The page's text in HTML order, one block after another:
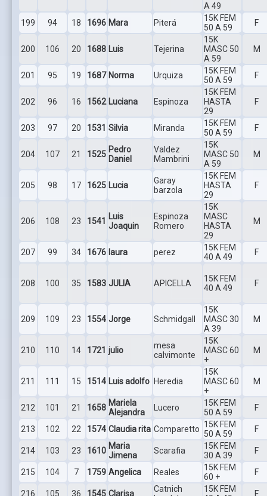
A 49
199 94 18 1696 Mara Piterá
15K FEM
50 A 59
F
200 106 20 1688 Luis Tejerina
15K
MASC 50
A 59
M
201 95 19 1687 Norma Urquiza
15K FEM
50 A 59
F
202 96 16 1562 Luciana Espinoza
15K FEM
HASTA
29
F
203 97 20 1531 Silvia Miranda
15K FEM
50 A 59
F
204 107 21 1525 Pedro
Daniel
Valdez
Mambrini
15K
MASC 50
A 59
M
205 98 17 1625 Lucia
Garay
barzola
15K FEM
HASTA
29
F
206 108 23 1541 Luis
Joaquin
Espinoza
Romero
15K
MASC
HASTA
29
M
207 99 34 1676 laura perez
15K FEM
40 A 49
F
208 100 35 1583 JULIA APICELLA
15K FEM
40 A 49
F
209 109 23 1554 Jorge Schmidgall
15K
MASC 30
A 39
M
210 110 14 1721 julio
mesa
calvimonte
15K
MASC 60
+
M
211 111 15 1514 Luis adolfo Heredia
15K
MASC 60
+
M
212 101 21 1658 Mariela
Alejandra
Lucero
15K FEM
50 A 59
F
213 102 22 1574 Claudia rita Comparetto 15K FEM
50 A 59
F
214 103 23 1610 Maria
Jimena
Scarafia
15K FEM
30 A 39
F
215 104 7 1759 Angelica Reales
15K FEM
60 +
F
216 105 36 1545 Clarisa
Catnich
15K FEM
F